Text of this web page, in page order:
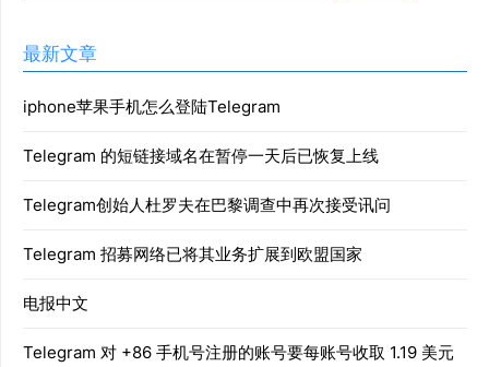
最新文章
iphone苹果手机怎么登陆Telegram
Telegram 的短链接域名在暂停一天后已恢复上线
Telegram创始人杜罗夫在巴黎调查中再次接受讯问
Telegram 招募网络已将其业务扩展到欧盟国家
电报中文
Telegram 对 +86 手机号注册的账号要每账号收取 1.19 美元